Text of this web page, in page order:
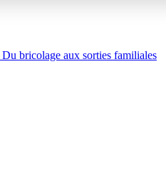
Du bricolage aux sorties familiales